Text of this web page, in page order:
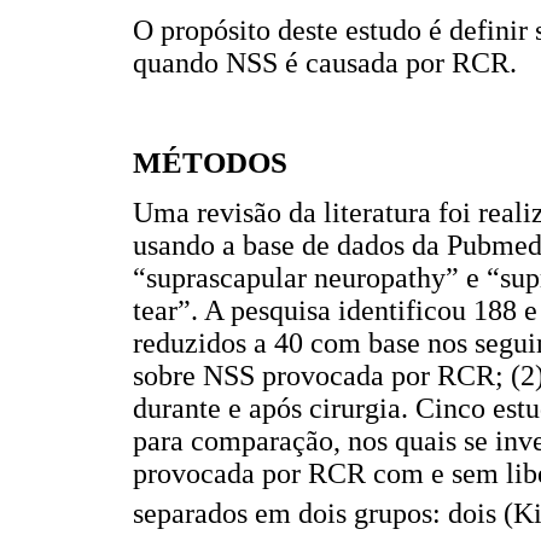
O propósito deste estudo é
quando NSS é causada por RCR.
MÉTODOS
Uma revisão da literatura foi
usando a base de dados da
“suprascapular neuropathy” e
tear”. A pesquisa identificou 188
reduzidos a 40 com base nos
sobre NSS provocada por RCR;
durante e após cirurgia. Cinco
para comparação, nos quais se
provocada por RCR com e sem
separados em dois grupos: dois